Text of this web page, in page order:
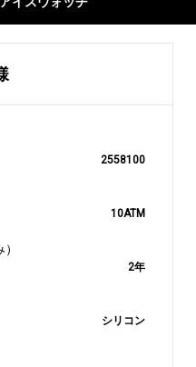
2558100
10ATM
2年
シリコン